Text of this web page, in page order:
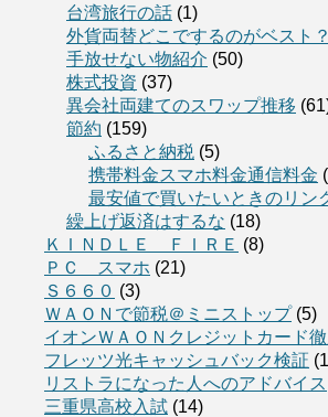
台湾旅行の話 (1)
外貨両替どこでするのがベスト？
手放せない物紹介 (50)
株式投資 (37)
異会社両建てのスワップ推移
節約 (159)
ふるさと納税 (5)
携帯料金スマホ料金通信料金
最安値で買いたいときのリン
繰上げ返済はするな (18)
ＫＩＮＤＬＥ ＦＩＲＥ (8)
ＰＣ スマホ (21)
Ｓ６６０ (3)
ＷＡＯＮで節税＠ミニストップ(5)
イオンＷＡＯＮクレジットカード
フレッツ光キャッシュバック検証
リストラになった人へのアドバイス
三重県高校入試 (14)